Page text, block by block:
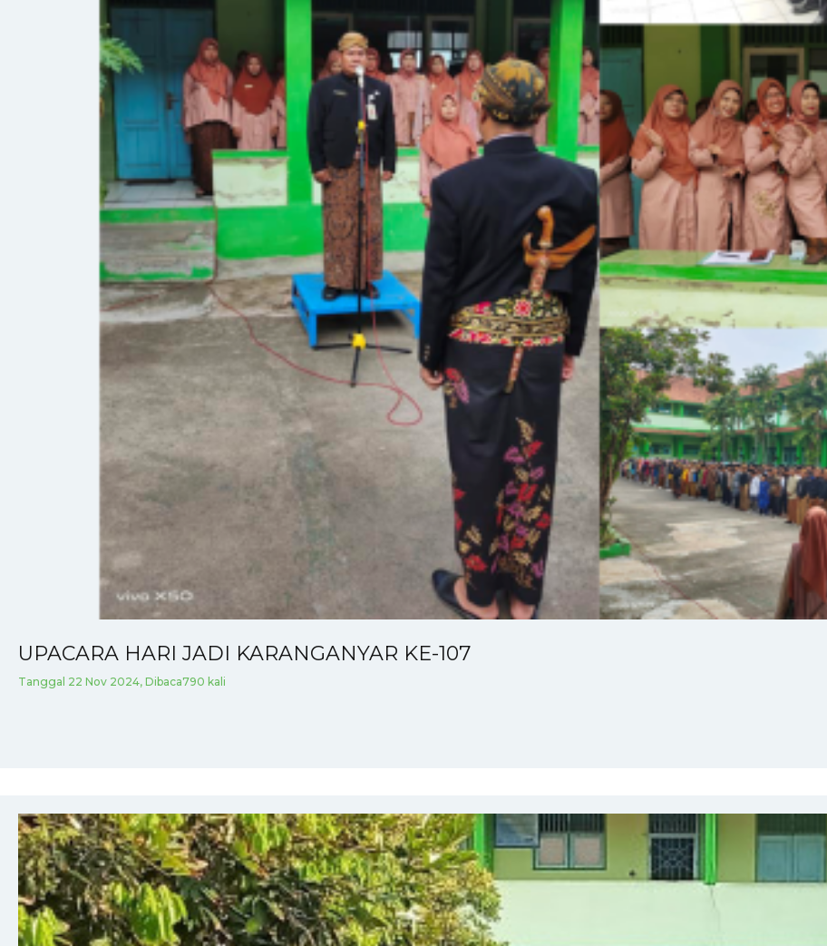
UPACARA HARI JADI KARANGANYAR KE-107
Tanggal 22 Nov 2024, Dibaca790 kali